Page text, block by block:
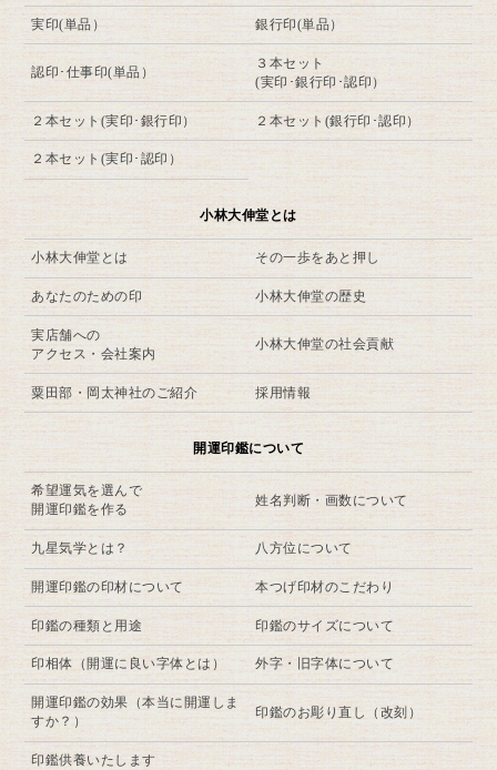
実印(単品） 銀行印(単品）
認印･仕事印(単品）
３本セット
(実印･銀行印･認印）
２本セット(実印･銀行印） ２本セット(銀行印･認印）
２本セット(実印･認印）
小林大伸堂とは
小林大伸堂とは その一歩をあと押し
あなたのための印 小林大伸堂の歴史
実店舗への
アクセス・会社案内
小林大伸堂の社会貢献
粟田部・岡太神社のご紹介 採用情報
開運印鑑について
希望運気を選んで
開運印鑑を作る
姓名判断・画数について
九星気学とは？ 八方位について
開運印鑑の印材について 本つげ印材のこだわり
印鑑の種類と用途 印鑑のサイズについて
印相体（開運に良い字体とは） 外字・旧字体について
開運印鑑の効果（本当に開運しま
すか？）
印鑑のお彫り直し（改刻）
印鑑供養いたします